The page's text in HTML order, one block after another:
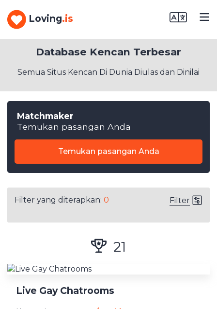
Loving.is
Database Kencan Terbesar
Semua Situs Kencan Di Dunia Diulas dan Dinilai
Matchmaker
Temukan pasangan Anda
Temukan pasangan Anda
Filter yang diterapkan: 0 Filter
Jenis Kencan
Kencan
Kencan Niche
21
Live Gay Chatrooms